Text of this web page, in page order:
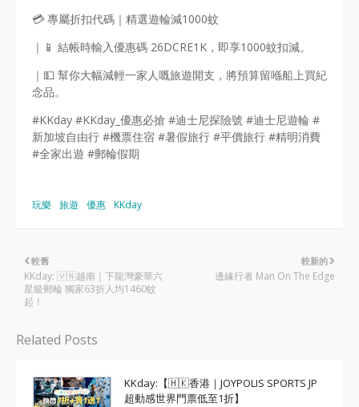
💳 專屬折扣代碼｜精選遊輪減1000蚊
｜📱 結帳時輸入優惠碼 26DCRE1K，即享1000蚊扣減。
｜💵 幫你大幅減輕一家人嘅旅遊開支，將預算留喺船上買紀
念品。
#KKday #KKday_優惠必搶 #迪士尼探險號 #迪士尼遊輪 #
新加坡自由行 #機票住宿 #暑假旅行 #平價旅行 #精明消費
#全家出遊 #郵輪假期
玩樂 旅遊 優惠 KKday
較新的
邊緣行者 Man On The Edge
較舊
KKday: 🇻🇳越南｜下龍灣豪華六
星級郵輪 獨家63折人均1460蚊
起！
Related Posts
KKday:【🇭🇰香港｜JOYPOLIS SPORTS JP
超動感世界門票低至1折】